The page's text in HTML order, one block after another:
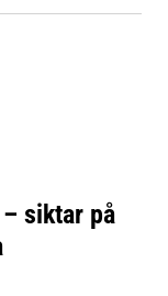
siktar på